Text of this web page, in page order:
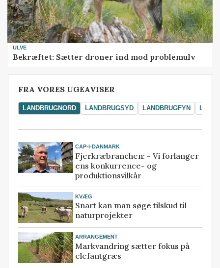
ULVE
Bekræftet: Sætter droner ind mod problemulv
FRA VORES UGEAVISER
LANDBRUGNORD LANDBRUGSYD LANDBRUGFYN
CAP-I-DANMARK
Fjerkræbranchen: - Vi forlanger
ens konkurrence- og
produktionsvilkår
KVÆG
Snart kan man søge tilskud til
naturprojekter
ARRANGEMENT
Markvandring sætter fokus på
elefantgræs